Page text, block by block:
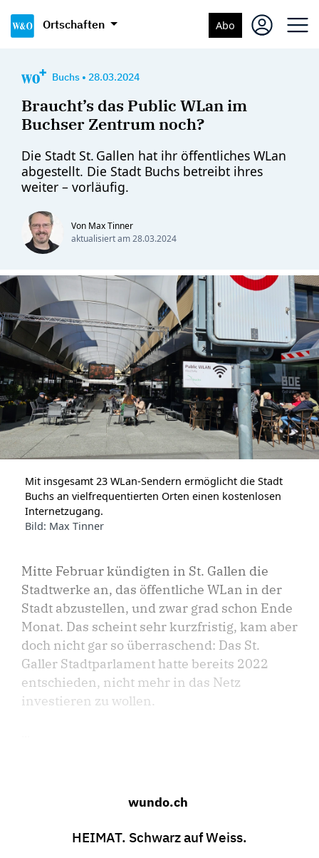
Ortschaften Abo
Buchs • 28.03.2024
Braucht’s das Public WLan im
Buchser Zentrum noch?
Die Stadt St. Gallen hat ihr öffentliches WLan
abgestellt. Die Stadt Buchs betreibt ihres
weiter – vorläufig.
Von Max Tinner
aktualisiert am28.03.2024
Mit insgesamt 23 WLan-Sendern ermöglicht die Stadt
Buchs an vielfrequentierten Orten einen kostenlosen
Internetzugang.
Bild: Max Tinner
Mitte Februar kündigten in St. Gallen die
Stadtwerke an, das öffentliche WLan in der
Stadt abzustellen, und zwar grad schon Ende
Monat. Das scheint sehr kurzfristig, kam aber
doch nicht gar so überraschend: Das St.
Galler Stadtparlament hatte bereits 2022
entschieden, nicht mehr in das Netz
investieren zu wollen.
wundo.ch
HEIMAT. Schwarz auf Weiss.